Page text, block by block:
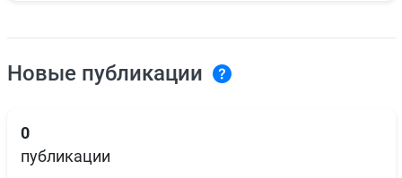
Новые публикации
0
публикации